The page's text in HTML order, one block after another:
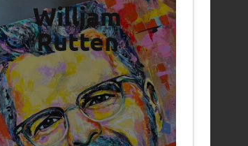
William
Rutten